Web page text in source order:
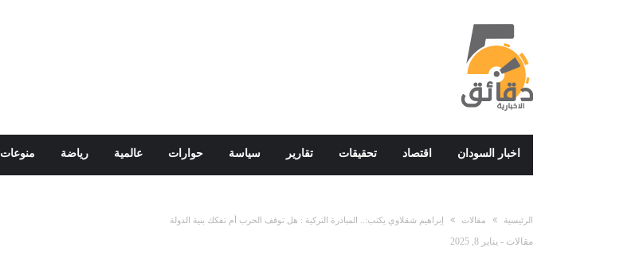
اخبار السودان اقتصاد تحقيقات تقارير سياسة حوارات عالمية رياضة منوعات
‫الرئيسية‬ مقالات إبراهيم شقلاوي يكتب:.. المبادرة التركية : هل توقف الحرب أم تفكك بنية الدولة
مقالات - يناير 8, 2025